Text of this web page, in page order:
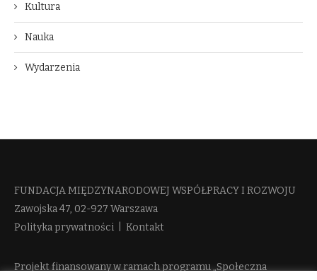
Kultura
Nauka
Wydarzenia
FUNDACJA MIĘDZYNARODOWEJ WSPÓŁPRACY I ROZWOJU​
Zawojska 47, 02-927 Warszawa
Polityka prywatności
Kontakt
Projekt finansowany w ramach programu „Społeczna